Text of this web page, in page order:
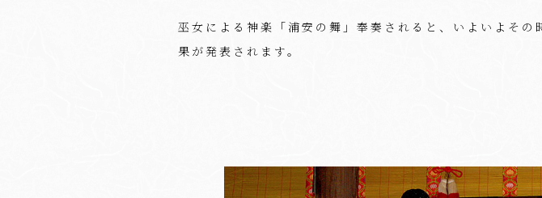
巫女による神楽「浦安の舞」奉奏されると、いよいよそ
果が発表されます。